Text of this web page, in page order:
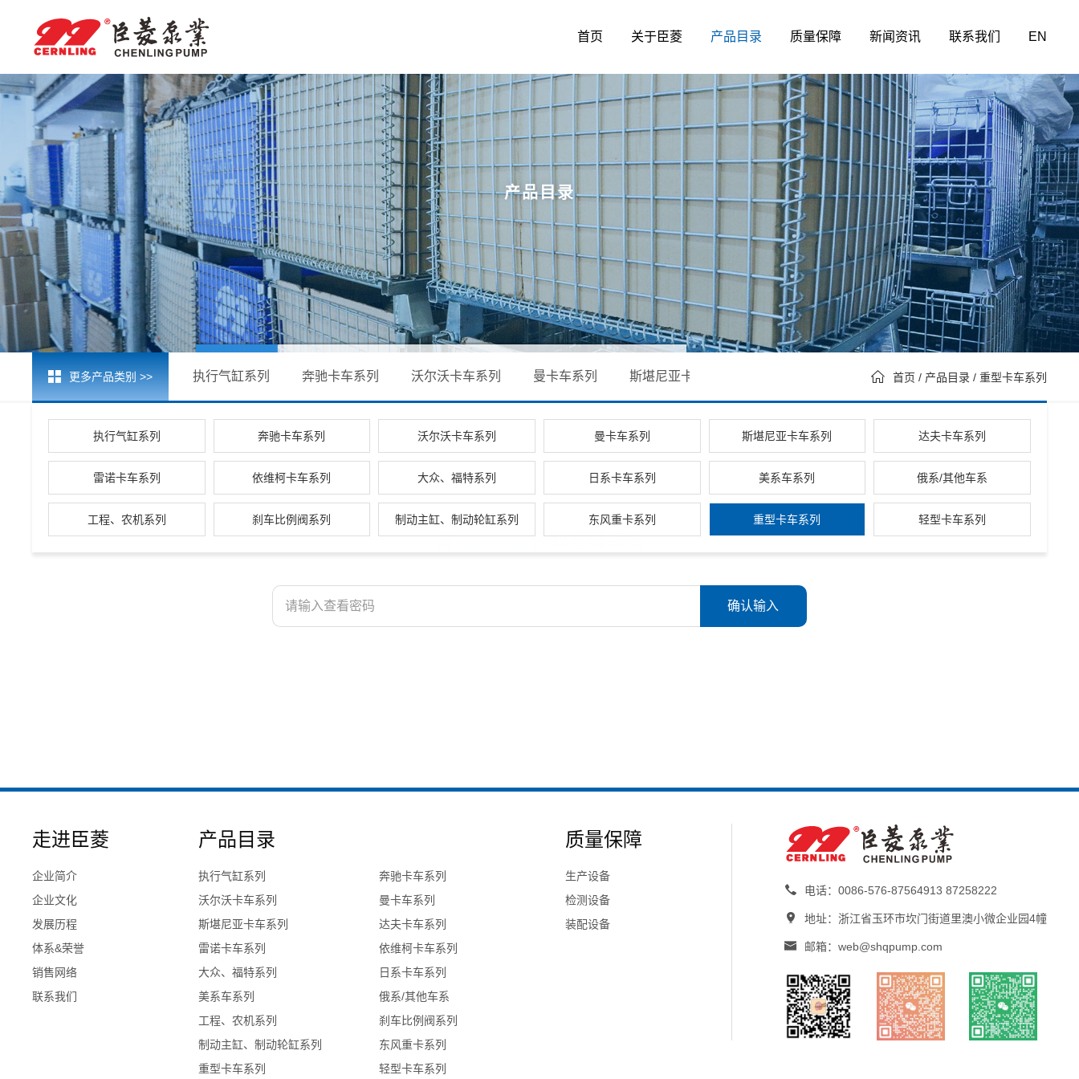
首页 关于臣菱 产品目录 质量保障 新闻资讯 联系我们 EN
产品目录
 更多产品类别 >> 执行气缸系列 奔驰卡车系列 沃尔沃卡车系列 曼卡车系列 斯堪尼亚卡车系列 雷诺卡车系列 依维柯卡车系列
 首页 / 产品目录 / 重型卡车系列
执行气缸系列 奔驰卡车系列 沃尔沃卡车系列 曼卡车系列 斯堪尼亚卡车系列 达夫卡车系列
雷诺卡车系列 依维柯卡车系列 大众、福特系列 日系卡车系列 美系车系列 俄系/其他车系
工程、农机系列 刹车比例阀系列 制动主缸、制动轮缸系列 东风重卡系列 重型卡车系列 轻型卡车系列
请联系臣菱获取查看密码
确认输入
走进臣菱
企业简介
企业文化
发展历程
体系&荣誉
销售网络
联系我们
产品目录
执行气缸系列
奔驰卡车系列
沃尔沃卡车系列
曼卡车系列
斯堪尼亚卡车系列
达夫卡车系列
雷诺卡车系列
依维柯卡车系列
大众、福特系列
日系卡车系列
美系车系列
俄系/其他车系
工程、农机系列
刹车比例阀系列
制动主缸、制动轮缸系列
东风重卡系列
重型卡车系列
轻型卡车系列
质量保障
生产设备
检测设备
装配设备
 电话：0086-576-87564913 87258222
 地址：浙江省玉环市坎门街道里澳小微企业园4幢
 邮箱：web@shqpump.com